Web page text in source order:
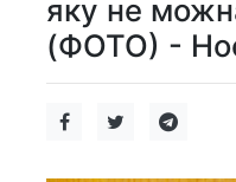
яку не
(ФОТО) -